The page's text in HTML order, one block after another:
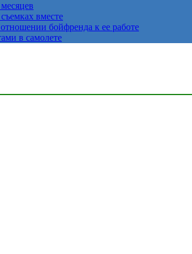
вместе
бойфренда к ее работе
в самолете